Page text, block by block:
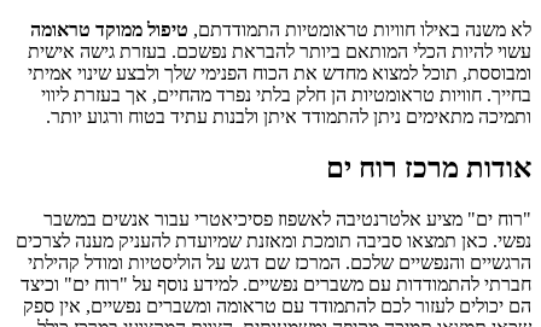
לא משנה באילו חוויות טראומטיות התמודדתם, טיפול ממוקד טראומה
עשוי להיות הכלי המותאם ביותר להבראת נפשכם. בעזרת גישה אישית
ומבוססת, תוכל למצוא מחדש את הכוח הפנימי שלך ולבצע שינוי אמיתי
בחייך. חוויות טראומטיות הן חלק בלתי נפרד מהחיים, אך בעזרת ליווי
ותמיכה מתאימים ניתן להתמודד איתן ולבנות עתיד בטוח ורגוע יותר.
אודות מרכז רוח ים
"רוח ים" מציע אלטרנטיבה לאשפוז פסיכיאטרי עבור אנשים במשבר
נפשי. כאן תמצאו סביבה תומכת ומאזנת שמיועדת להעניק מענה לצרכים
הרגשיים והנפשיים שלכם. המרכז שם דגש על הוליסטיות ומודל קהילתי
חברתי להתמודדות עם משברים נפשיים. למידע נוסף על "רוח ים" וכיצד
הם יכולים לעזור לכם להתמודד עם טראומה ומשברים נפשיים, אין ספק